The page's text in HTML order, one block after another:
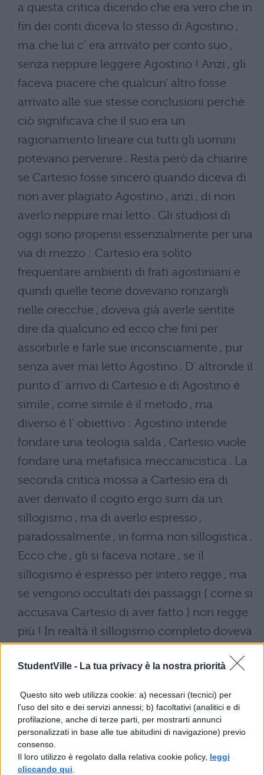
StudentVille - La tua privacy è la nostra priorità
Questo sito web utilizza cookie: a) necessari (tecnici) per
l'uso del sito e dei servizi annessi; b) facoltativi (analitici e di
profilazione, anche di terze parti, per mostrarti annunci
personalizzati in base alle tue abitudini di navigazione) previo
consenso.
Il loro utilizzo è regolato dalla relativa cookie policy, leggi
cliccando qui
a questa critica dicendo che era vero che in
fin dei conti diceva lo stesso di Agostino ,
ma che lui c’ era arrivato per conto suo ,
senza neppure leggere Agostino ! Anzi , gli
faceva piacere che qualcun’ altro fosse
arrivato alle sue stesse conclusioni perchè
ciò significava che il suo era un
ragionamento lineare cui tutti gli uomini
potevano pervenire . Resta però da chiarire
se Cartesio fosse sincero quando diceva di
non aver plagiato Agostino , anzi , di non
averlo neppure mai letto . Gli studiosi di
oggi sono propensi essenzialmente per una
via di mezzo : Cartesio era solito
frequentare ambienti di frati agostiniani e
quindi quelle teorie dovevano ronzargli
nelle orecchie , doveva già averle sentite
dire da qualcuno ed ecco che finì per
assorbirle e farle sue inconsciamente , pur
senza aver mai letto Agostino . D’ altronde il
punto d’ arrivo di Cartesio e di Agostino é
simile , come simile é il metodo , ma
diverso é l’ obiettivo : Agostino intende
fondare una teologia salda , Cartesio vuole
fondare una metafisica meccanicistica . La
seconda critica mossa a Cartesio era di
aver derivato il cogito ergo sum da un
sillogismo , ma di averlo espresso ,
paradossalmente , in forma non sillogistica .
Ecco che , gli si faceva notare , se il
sillogismo é espresso per intero regge , ma
se vengono occultati dei passaggi ( come si
accusava Cartesio di aver fatto ) non regge
più ! In realtà il sillogismo completo doveva
penso ; dunque esisto . In altre parole ,
che il fatto di pensare implichi una
esistenza ; Cartesio ha tolto dal cogito ergo
sum la premessa maggiore ( tutto ciò che
pensa esiste ) e così il cogito ergo sum , la